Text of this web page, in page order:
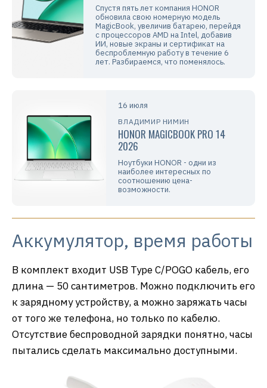
Спустя пять лет компания HONOR
обновила свою номерную модель
MagicBook, увеличив батарею, перейдя
с процессоров AMD на Intel, добавив
ИИ, новые экраны и сертификат на
беспроблемную работу в течение 6
лет. Разбираемся, что поменялось.
16 июля
ВЛАДИМИР НИМИН
HONOR MAGICBOOK PRO 14
2026
Ноутбуки HONOR - одни из
наиболее интересных по
соотношению цена-
возможности.
Аккумулятор, время работы
В комплект входит USB Type C/POGO кабель, его
длина — 50 сантиметров. Можно подключить его
к зарядному устройству, а можно заряжать часы
от того же телефона, но только по кабелю.
Отсутствие беспроводной зарядки понятно, часы
пытались сделать максимально доступными.